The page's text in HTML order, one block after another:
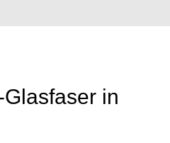
in